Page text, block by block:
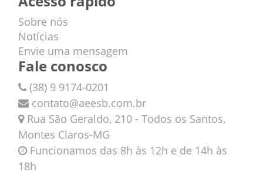
Sobre nós
Notícias
Envie uma mensagem
Fale conosco
(38) 9 9174-0201
contato@aeesb.com.br
Rua São Geraldo, 210 - Todos os Santos,
Montes Claros-MG
Funcionamos das 8h às 12h e de 14h às
18h